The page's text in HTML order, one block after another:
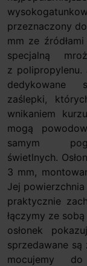
przeznaczony
mm ze
specjalną
z
dedykowane
zaślepki,
wnikaniem
mogą
samym
świetlnych.
3 mm,
Jej
praktycznie
łączymy ze
osłonek
sprzedawane są
mocujemy